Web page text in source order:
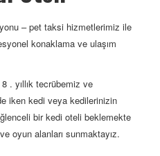
– pet taksi hizmetlerimiz ile
konaklama ve ulaşım
. yıllık tecrübemiz ve
iken kedi veya kedilerinizin
bir kedi oteli beklemekte
oyun alanları sunmaktayız.